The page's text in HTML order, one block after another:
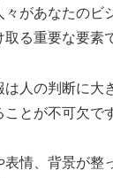
があなたのビ
る重要な要素
人の判断に大
とが不可欠で
情、背景が整